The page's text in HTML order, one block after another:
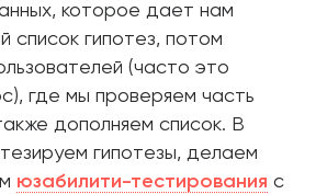
которое дает нам
список гипотез, потом
(часто это
где мы проверяем часть
дополняем список. В
гипотезы, делаем
юзабилити-тестирования с